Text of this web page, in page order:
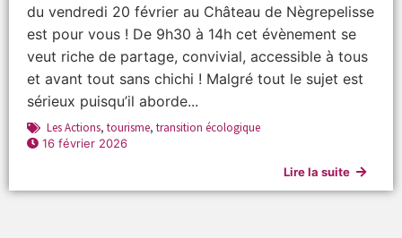
du vendredi 20 février au Château de Nègrepelisse
est pour vous ! De 9h30 à 14h cet évènement se
veut riche de partage, convivial, accessible à tous
et avant tout sans chichi ! Malgré tout le sujet est
sérieux puisqu’il aborde...
Les Actions, tourisme, transition écologique
16 février 2026
Lire la suite